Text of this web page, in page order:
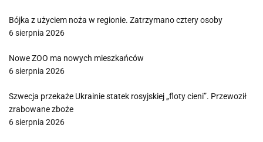
Bójka z użyciem noża w regionie. Zatrzymano cztery osoby
6 sierpnia 2026
Nowe ZOO ma nowych mieszkańców
6 sierpnia 2026
Szwecja przekaże Ukrainie statek rosyjskiej „floty cieni”. Przewoził
zrabowane zboże
6 sierpnia 2026